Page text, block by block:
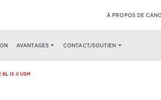
À PROPOS DE
AVANTAGES CONTACT/SOUTIEN
70-200MM F/2.8L IS II USM SPÉCIFICATIONS
IS II USM